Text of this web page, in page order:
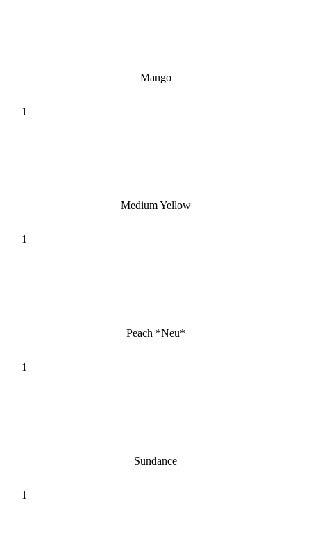
Mango
Medium Yellow
Peach *Neu*
Sundance